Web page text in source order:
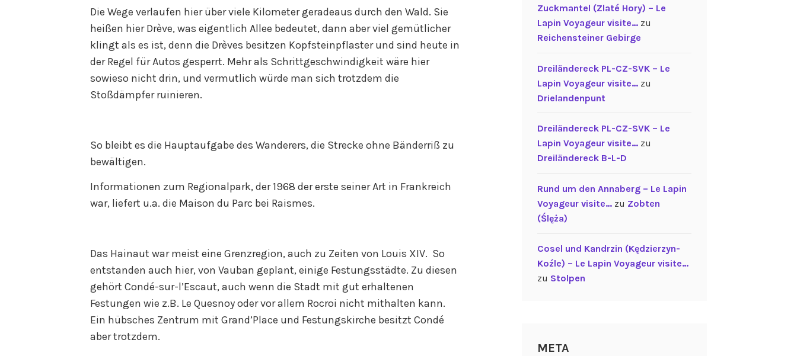
Die Wege verlaufen hier über viele Kilometer geradeaus durch den Wald. Sie
heißen hier Drève, was eigentlich Allee bedeutet, dann aber viel gemütlicher
klingt als es ist, denn die Drèves besitzen Kopfsteinpflaster und sind heute in
der Regel für Autos gesperrt. Mehr als Schrittgeschwindigkeit wäre hier
sowieso nicht drin, und vermutlich würde man sich trotzdem die
Stoßdämpfer ruinieren.
So bleibt es die Hauptaufgabe des Wanderers, die Strecke ohne Bänderriß zu
bewältigen.
Informationen zum Regionalpark, der 1968 der erste seiner Art in Frankreich
war, liefert u.a. die Maison du Parc bei Raismes.
Das Hainaut war meist eine Grenzregion, auch zu Zeiten von Louis XIV. So
entstanden auch hier, von Vauban geplant, einige Festungsstädte. Zu diesen
gehört Condé-sur-l’Escaut, auch wenn die Stadt mit gut erhaltenen
Festungen wie z.B. Le Quesnoy oder vor allem Rocroi nicht mithalten kann.
Ein hübsches Zentrum mit Grand’Place und Festungskirche besitzt Condé
aber trotzdem.
Zuckmantel (Zlaté Hory) – Le
Lapin Voyageur visite…zu
Reichensteiner Gebirge
Dreiländereck PL-CZ-SVK – Le
Lapin Voyageur visite…zu
Drielandenpunt
Dreiländereck PL-CZ-SVK – Le
Lapin Voyageur visite…zu
Dreiländereck B-L-D
Rund um den Annaberg – Le Lapin
Voyageur visite…zu Zobten
(Ślęża)
Cosel und Kandrzin (Kędzierzyn-
Koźle) – Le Lapin Voyageur visite…
zu Stolpen
META